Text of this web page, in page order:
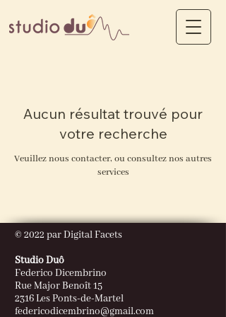
Aucun résultat trouvé pour
votre recherche
Veuillez nous contacter, ou consultez nos autres
services
© 2022 par Digital Facets
Studio Duô
Federico Dicembrino
Rue Major Benoît 15
2316 Les Ponts-de-Martel
federicodicembrino@gmail.com